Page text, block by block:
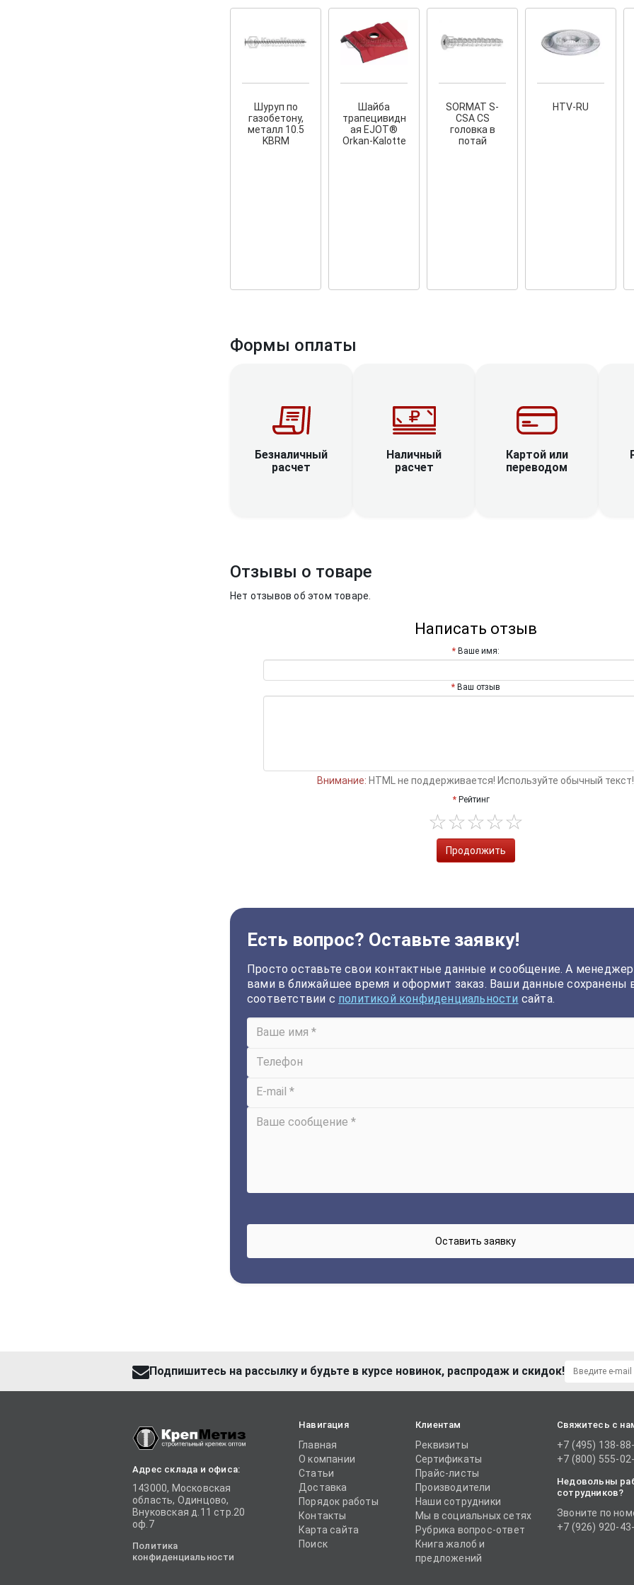
Шуруп по
газобетону,
металл 10.5
KBRM
Шайба
трапецивидн
ая EJOT®
Orkan-Kalotte
SORMAT S-
CSA CS
головка в
потай
HTV-RU
Формы оплаты
Безналичный
расчет
Наличный
расчет
Картой или
переводом
Отзывы о товаре
Нет отзывов об этом товаре.
Написать отзыв
Ваше имя:
Ваш отзыв
Внимание: HTML не поддерживается! Используйте обычный текст!
Рейтинг
Продолжить
Есть вопрос? Оставьте заявку!
Просто оставьте свои контактные данные и сообщение. А
вами в ближайшее время и оформит заказ. Ваши данные сохранены
соответствии с политикой конфиденциальности сайта.
Подпишитесь на рассылку и будьте в курсе новинок, распродаж и скидок!
Адрес склада и офиса:
143000, Московская
область, Одинцово,
Внуковская д.11 стр.20
оф.7
Политика
конфиденциальности
Навигация
Главная
О компании
Статьи
Доставка
Порядок работы
Контакты
Карта сайта
Поиск
Клиентам
Реквизиты
Сертификаты
Прайс-листы
Производители
Наши сотрудники
Мы в социальных сетях
Рубрика вопрос-ответ
Книга жалоб и
предложений
Свяжитесь с
+7 (495) 138-
+7 (800) 555-
Недовольны
сотрудников?
Звоните по
+7 (926) 920-